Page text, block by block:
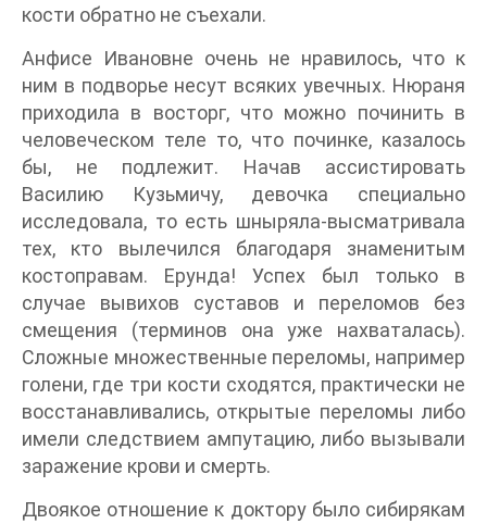
кости обратно не съехали.
Анфисе Ивановне очень не нравилось, что к
ним в подворье несут всяких увечных. Нюраня
приходила в восторг, что можно починить в
человеческом теле то, что починке, казалось
бы, не подлежит. Начав ассистировать
Василию Кузьмичу, девочка специально
исследовала, то есть шныряла-высматривала
тех, кто вылечился благодаря знаменитым
костоправам. Ерунда! Успех был только в
случае вывихов суставов и переломов без
смещения (терминов она уже нахваталась).
Сложные множественные переломы, например
голени, где три кости сходятся, практически не
восстанавливались, открытые переломы либо
имели следствием ампутацию, либо вызывали
заражение крови и смерть.
Двоякое отношение к доктору было сибирякам